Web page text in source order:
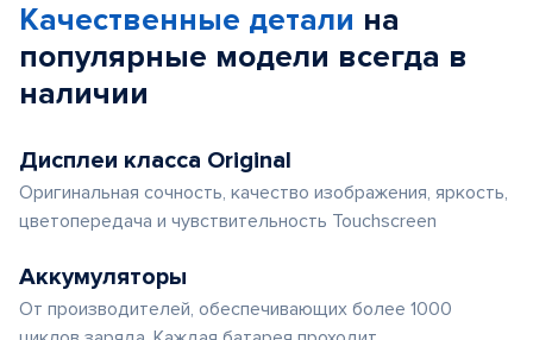
Качественные детали на
популярные модели всегда в
наличии
Дисплеи класса Original
Оригинальная сочность, качество изображения, яркость,
цветопередача и чувствительность Touchscreen
Аккумуляторы
От производителей, обеспечивающих более 1000